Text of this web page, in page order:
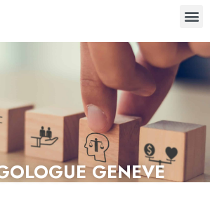
GENEVE